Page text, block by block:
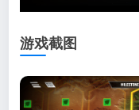
游戏截图